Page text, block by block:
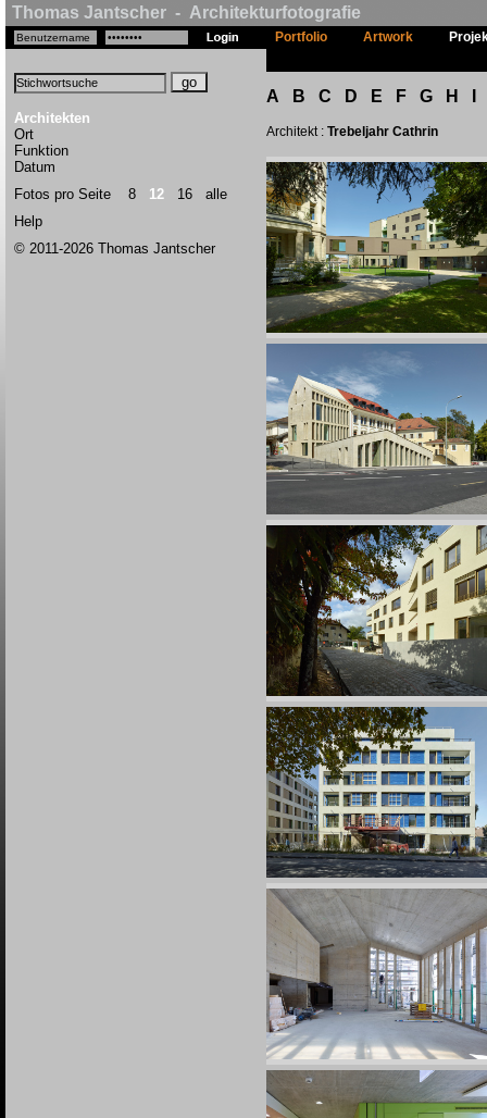
Thomas Jantscher - Architekturfotografie
Architekten
Ort
Funktion
Datum
Fotos pro Seite 8 12 16
alle
Help
© 2011-2026 Thomas Jantscher
Portfolio Artwork
A B C D E F G H
Architekt : Trebeljahr Cathrin